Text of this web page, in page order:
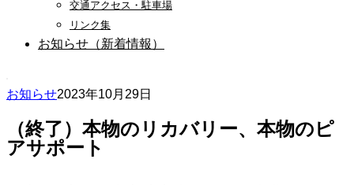
交通アクセス・駐車場
リンク集
お知らせ（新着情報）
お知らせ2023年10月29日
（終了）本物のリカバリー、本物のピ
アサポート